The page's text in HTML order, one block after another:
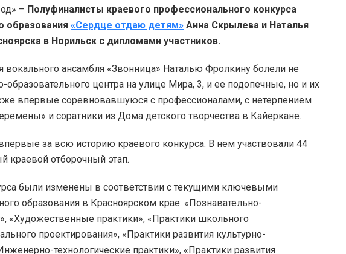
– Полуфиналисты краевого профессионального конкурса
образования «Сердце отдаю детям» Анна Скрылева и Наталья
в Норильск с дипломами участников.
вокального ансамбля «Звонница» Наталью Фролкину болели не
образовательного центра на улице Мира, 3, и ее подопечные, но и их
впервые соревновавшуюся с профессионалами, с нетерпением
и соратники из Дома детского творчества в Кайеркане.
за всю историю краевого конкурса. В нем участвовали 44
краевой отборочный этап.
были изменены в соответствии с текущими ключевыми
образования в Красноярском крае: «Познавательно-
«Художественные практики», «Практики школьного
проектирования», «Практики развития культурно-
технологические практики», «Практики развития